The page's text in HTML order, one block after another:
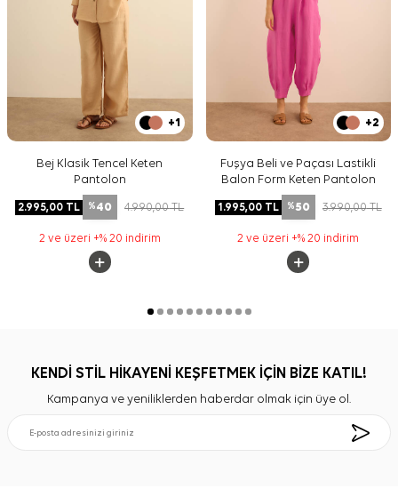
+1
Bej Klasik Tencel Keten
Pantolon
2.995,00 TL %40 4.990,00TL
2 ve üzeri +% 20 indirim
+2
Fuşya Beli ve Paçası Lastikli
Balon Form Keten Pantolon
1.995,00TL %50 3.990,00TL
2 ve üzeri +% 20 indirim
KENDİ STİL HİKAYENİ KEŞFETMEK İÇİN BİZE KATIL!
Kampanya ve yeniliklerden haberdar olmak için üye ol.